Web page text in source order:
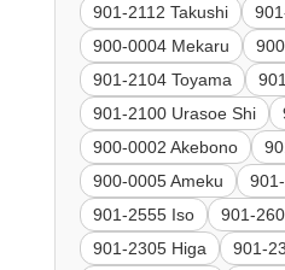
901-2112 Takushi
900-0004 Mekaru
901-2104 Toyama
901-2100 Urasoe Shi
900-0002 Akebono
900-0005 Ameku
901-2555 Iso
901-
901-2305 Higa
901-